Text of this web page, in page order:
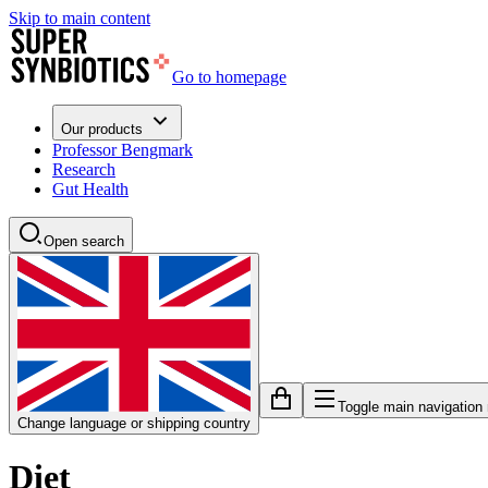
Skip to main content
Go to homepage
Our products
Professor Bengmark
Research
Gut Health
Open search
Change language or shipping country
Toggle main navigation
Diet